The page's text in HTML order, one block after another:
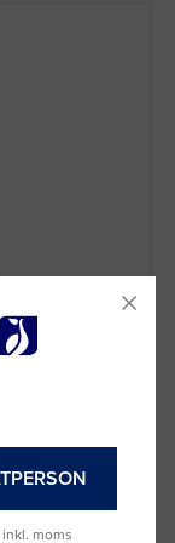
sælger
inkl. moms